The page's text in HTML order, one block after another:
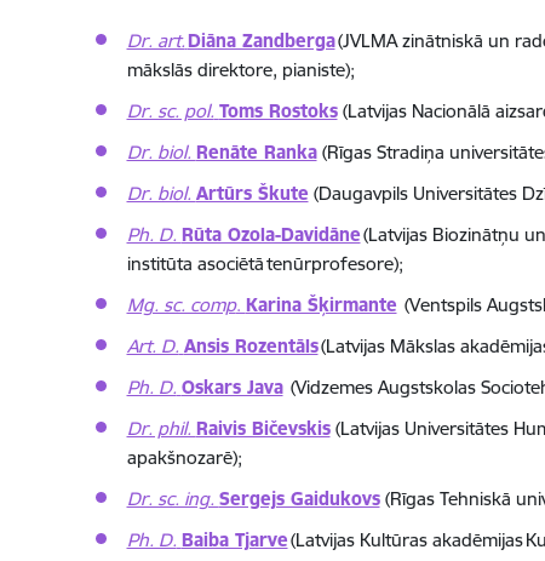
Dr. art.Diāna Zandberga(JVLMA zinātniskā un
mākslās direktore, pianiste);
Dr. sc. pol. Toms Rostoks(Latvijas Nacionālā
Dr. biol. Renāte Ranka(Rīgas Stradiņa
Dr. biol. Artūrs Škute (Daugavpils Universitātes
Ph. D. Rūta Ozola-Davidāne(Latvijas Biozinātņu
institūta asociētā tenūrprofesore);
Mg. sc. comp. Karina Šķirmante (Ventspils
Art. D. Ansis Rozentāls(Latvijas Mākslas
Ph. D. Oskars Java(Vidzemes Augstskolas
Dr. phil. Raivis Bičevskis(Latvijas Universitātes
apakšnozarē);
Dr. sc. ing. Sergejs Gaidukovs(Rīgas Tehniskā
Ph. D. Baiba Tjarve(Latvijas Kultūras akadēmijas